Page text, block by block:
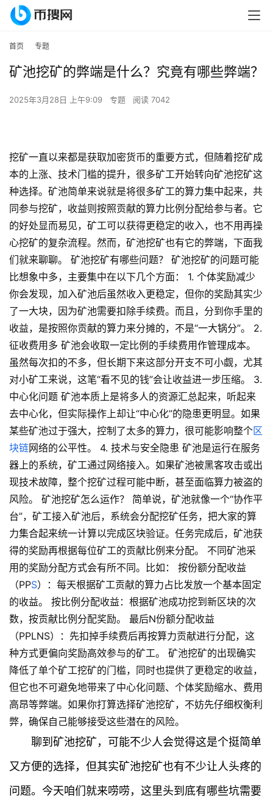
首页 专题
矿池挖矿的弊端是什么？究竟有哪些弊端？
2025年3月28日 上午9:09 专题 阅读 7042
挖矿一直以来都是获取加密货币的重要方式，但随着挖矿成
本的上涨、技术门槛的提升，很多矿工开始转向矿池挖矿这
种选择。矿池简单来说就是将很多矿工的算力集中起来，共
同参与挖矿，收益则按照贡献的算力比例分配给参与者。它
的好处显而易见，矿工可以获得更稳定的收入，也不用再操
心挖矿的复杂流程。然而，矿池挖矿也有它的弊端，下面我
们就来聊聊。 矿池挖矿有哪些问题？ 矿池挖矿的问题可能
比想象中多，主要集中在以下几个方面： 1. 个体奖励减少
你会发现，加入矿池后虽然收入更稳定，但你的奖励其实少
了一大块，因为矿池需要扣除手续费。而且，分到你手里的
收益，是按照你贡献的算力来分摊的，不是“一大锅分”。 2.
征收费用多 矿池会收取一定比例的手续费用作管理成本。
虽然每次扣的不多，但长期下来这部分开支不可小觑，尤其
对小矿工来说，这笔“看不见的钱”会让收益进一步压缩。 3.
中心化问题 矿池本质上是将多人的资源汇总起来，听起来
去中心化，但实际操作上却让“中心化”的隐患更明显。如果
某些矿池过于强大，控制了太多的算力，很可能影响整个区
块链网络的公平性。 4. 技术与安全隐患 矿池是运行在服务
器上的系统，矿工通过网络接入。如果矿池被黑客攻击或出
现技术故障，整个挖矿过程可能中断，甚至面临算力被盗的
风险。 矿池挖矿怎么运作？ 简单说，矿池就像一个“协作平
台”，矿工接入矿池后，系统会分配挖矿任务，把大家的算
力集合起来统一计算以完成区块验证。任务完成后，矿池获
得的奖励再根据每位矿工的贡献比例来分配。 不同矿池采
用的奖励分配方式会有所不同。比如： 按份额分配收益
（PPS）：每天根据矿工贡献的算力占比发放一个基本固定
的收益。 按比例分配收益：根据矿池成功挖到新区块的次
数，按贡献比例分配奖励。 最后N份额分配收益
（PPLNS）：先扣掉手续费后再按算力贡献进行分配，这
种方式更偏向奖励高效参与的矿工。 矿池挖矿的出现确实
降低了单个矿工挖矿的门槛，同时也提供了更稳定的收益，
但它也不可避免地带来了中心化问题、个体奖励缩水、费用
高昂等弊端。如果你打算选择矿池挖矿，不妨先仔细权衡利
弊，确保自己能够接受这些潜在的风险。
聊到矿池挖矿，可能不少人会觉得这是个挺简单
又方便的选择，但其实矿池挖矿也有不少让人头疼的
问题。今天咱们就来唠唠，这里头到底有哪些坑需要